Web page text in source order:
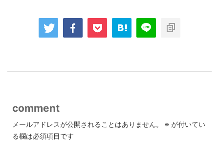
comment
メールアドレスが公開されることはありません。 ※ が付いてい
る欄は必須項目です